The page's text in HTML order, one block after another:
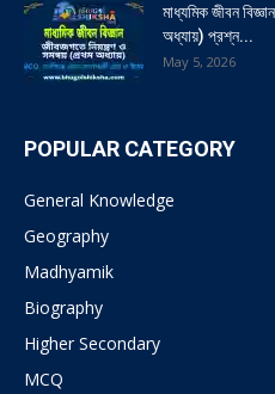
মাধ্যমিক জীবন
অধ্যায়) প্রশ্ন...
May 5, 2026
POPULAR CATEGORY
General Knowledge
Geography
Madhyamik
Biography
Higher Secondary
MCQ